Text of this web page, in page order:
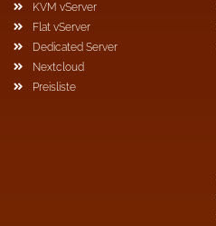
KVM vServer
Flat vServer
Dedicated Server
Nextcloud
Preisliste